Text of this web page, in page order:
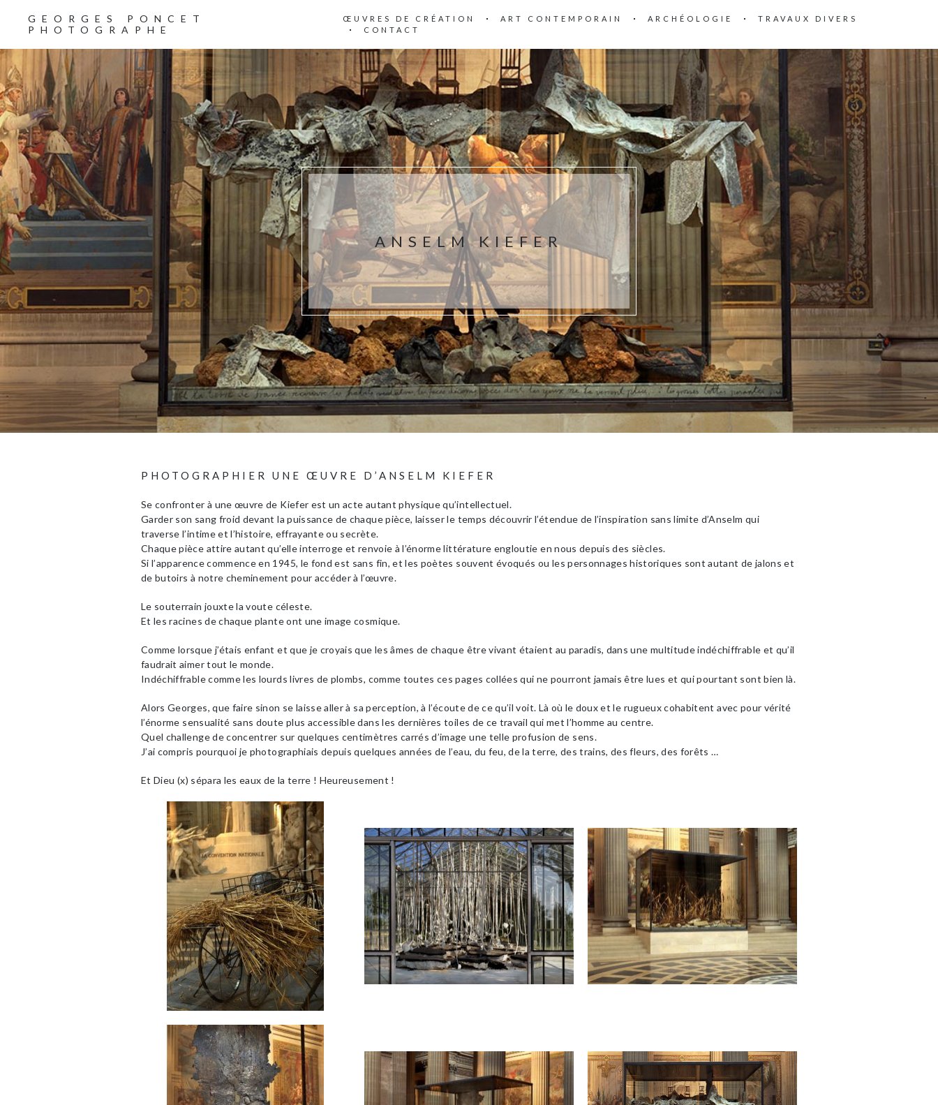
GEORGES PONCET
PHOTOGRAPHE
ŒUVRES DE CRÉATION ART CONTEMPORAIN ARCHÉOLOGIE
TRAVAUX DIVERS
CONTACT
ANSELM KIEFER
PHOTOGRAPHIER UNE ŒUVRE D’ANSELM KIEFER
Se confronter à une œuvre de Kiefer est un acte autant physique qu’intellectuel.
Garder son sang froid devant la puissance de chaque pièce, laisser le temps découvrir l’étendue de l’inspiration sans limite d’Anselm qui
traverse l’intime et l’histoire, effrayante ou secrète.
Chaque pièce attire autant qu’elle interroge et renvoie à l’énorme littérature engloutie en nous depuis des siècles.
Si l’apparence commence en 1945, le fond est sans fin, et les poètes souvent évoqués ou les personnages historiques sont autant de jalons et
de butoirs à notre cheminement pour accéder à l’œuvre.
Le souterrain jouxte la voute céleste.
Et les racines de chaque plante ont une image cosmique.
Comme lorsque j’étais enfant et que je croyais que les âmes de chaque être vivant étaient au paradis, dans une multitude indéchiffrable et qu’il
faudrait aimer tout le monde.
Indéchiffrable comme les lourds livres de plombs, comme toutes ces pages collées qui ne pourront jamais être lues et qui pourtant sont bien là.
Alors Georges, que faire sinon se laisse aller à sa perception, à l’écoute de ce qu’il voit. Là où le doux et le rugueux cohabitent avec pour vérité
l’énorme sensualité sans doute plus accessible dans les dernières toiles de ce travail qui met l’homme au centre.
Quel challenge de concentrer sur quelques centimètres carrés d’image une telle profusion de sens.
J’ai compris pourquoi je photographiais depuis quelques années de l’eau, du feu, de la terre, des trains, des fleurs, des forêts …
Et Dieu (x) sépara les eaux de la terre ! Heureusement !